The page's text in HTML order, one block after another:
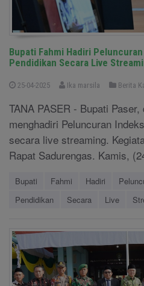
Bupati Fahmi Hadiri
Pendidikan Secara Live
25-04-2025 Ika marsila Berita
TANA PASER - Bupati
menghadiri Peluncuran
secara live streaming.
Rapat Sadurengas. Kamis,
Bupati Fahmi Hadiri
Pendidikan
Secara Live